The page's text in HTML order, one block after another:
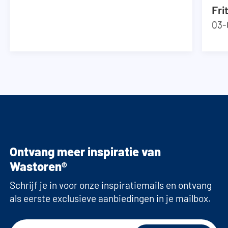
Ontvang meer inspiratie van
Wastoren®
Schrijf je in voor onze inspiratiemails en ontvang
als eerste exclusieve aanbiedingen in je mailbox.